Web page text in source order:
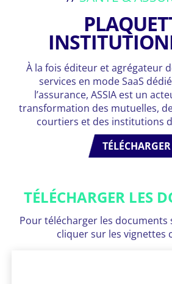
À la fois éditeur et agrégateur
services en mode SaaS
l’assurance, ASSIA est un
transformation des mutuelles,
courtiers et des institutions
TÉLÉCHARGER
TÉLÉCHARGER LES
Pour télécharger les documents
cliquer sur les vignettes